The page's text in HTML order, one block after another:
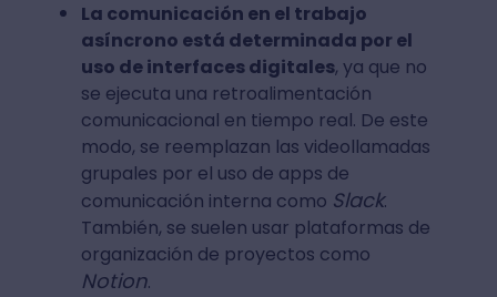
La comunicación en el trabajo
asíncrono está determinada por el
uso de interfaces digitales, ya que no
se ejecuta una retroalimentación
comunicacional en tiempo real. De este
modo, se reemplazan las videollamadas
grupales por el uso de apps de
comunicación interna como Slack.
También, se suelen usar plataformas de
organización de proyectos como
Notion.